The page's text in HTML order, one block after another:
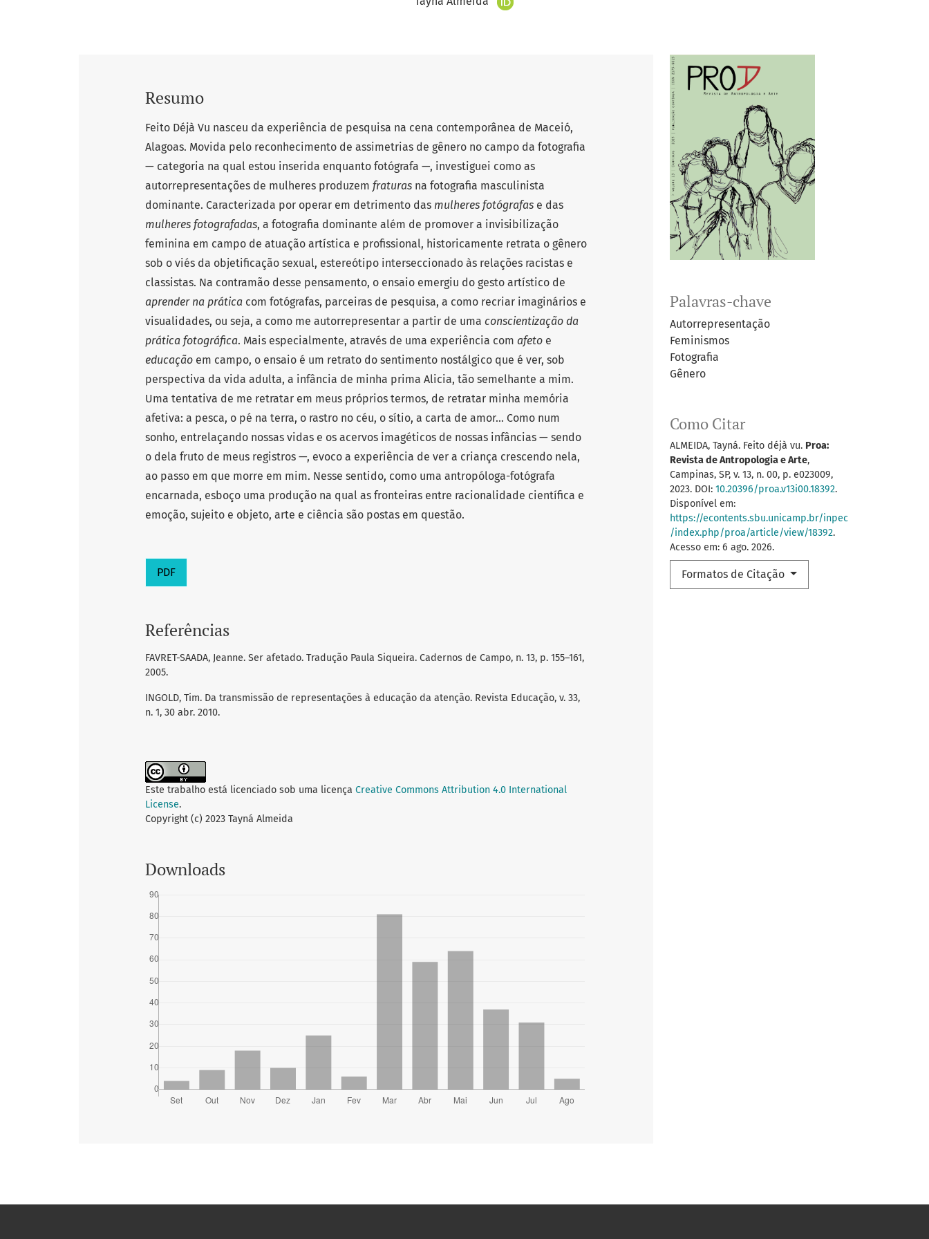
Palavras-chave
Autorrepresentação
Feminismos
Fotografia
Gênero
Como Citar
ALMEIDA, Tayná. Feito déjà vu. Proa:
Revista de Antropologia e Arte,
Campinas, SP, v. 13, n. 00, p. e023009,
2023. DOI: 10.20396/proa.v13i00.18392.
Disponível em:
https://econtents.sbu.unicamp.br/inpec
/index.php/proa/article/view/18392.
Acesso em: 6 ago. 2026.
Formatos de Citação
Resumo
Feito Déjà Vu nasceu da experiência de pesquisa na cena contemporânea de Maceió,
Alagoas. Movida pelo reconhecimento de assimetrias de gênero no campo da fotografia
— categoria na qual estou inserida enquanto fotógrafa —, investiguei como as
autorrepresentações de mulheres produzem fraturas na fotografia masculinista
dominante. Caracterizada por operar em detrimento das mulheres fotógrafas e das
mulheres fotografadas, a fotografia dominante além de promover a invisibilização
feminina em campo de atuação artística e profissional, historicamente retrata o gênero
sob o viés da objetificação sexual, estereótipo interseccionado às relações racistas e
classistas. Na contramão desse pensamento, o ensaio emergiu do gesto artístico de
aprender na prática com fotógrafas, parceiras de pesquisa, a como recriar imaginários e
visualidades, ou seja, a como me autorrepresentar a partir de uma conscientização da
prática fotográfica. Mais especialmente, através de uma experiência com afeto e
educação em campo, o ensaio é um retrato do sentimento nostálgico que é ver, sob
perspectiva da vida adulta, a infância de minha prima Alicia, tão semelhante a mim.
Uma tentativa de me retratar em meus próprios termos, de retratar minha memória
afetiva: a pesca, o pé na terra, o rastro no céu, o sítio, a carta de amor... Como num
sonho, entrelaçando nossas vidas e os acervos imagéticos de nossas infâncias — sendo
o dela fruto de meus registros —, evoco a experiência de ver a criança crescendo nela,
ao passo em que morre em mim. Nesse sentido, como uma antropóloga-fotógrafa
encarnada, esboço uma produção na qual as fronteiras entre racionalidade científica e
emoção, sujeito e objeto, arte e ciência são postas em questão.
PDF
Referências
FAVRET-SAADA, Jeanne. Ser afetado. Tradução Paula Siqueira. Cadernos de Campo, n. 13, p. 155–161,
2005.
INGOLD, Tim. Da transmissão de representações à educação da atenção. Revista Educação, v. 33,
n. 1, 30 abr. 2010.
Este trabalho está licenciado sob uma licença Creative Commons Attribution 4.0 International
License.
Copyright (c) 2023 Tayná Almeida
Downloads